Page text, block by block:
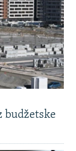
budžetske